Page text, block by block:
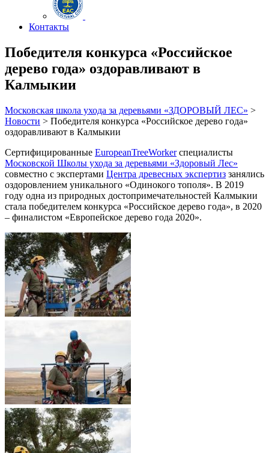
Контакты
Победителя конкурса «Российское
дерево года» оздоравливают в
Калмыкии
Московская школа ухода за деревьями «ЗДОРОВЫЙ ЛЕС» >
Новости > Победителя конкурса «Российское дерево года»
оздоравливают в Калмыкии
Сертифицированные EuropeanTreeWorkerспециалисты
Московской Школы ухода за деревьями «Здоровый Лес»
совместно с экспертами Центра древесных экспертиз занялись
оздоровлением уникального «Одинокого тополя». В 2019
году одна из природных достопримечательностей Калмыкии
стала победителем конкурса «Российское дерево года», в 2020
– финалистом «Европейское дерево года 2020».